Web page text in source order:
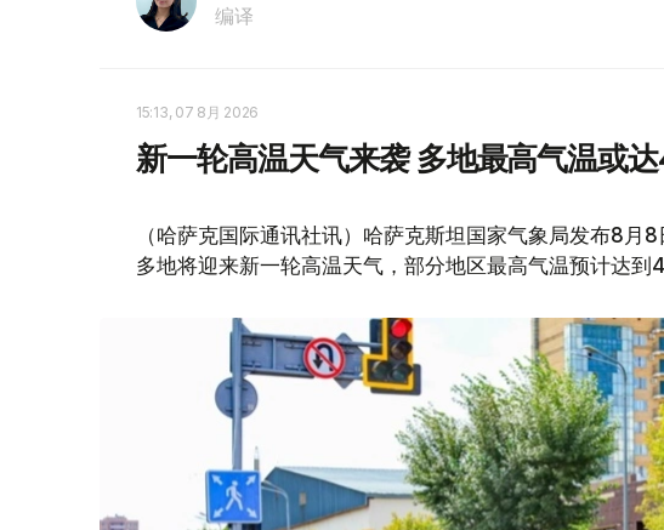
编译
15:13, 07 8月 2026
新一轮高温天气来袭 多地最高气温或
（哈萨克国际通讯社讯）哈萨克斯坦国家气象局发布8月
多地将迎来新一轮高温天气，部分地区最高气温预计达到